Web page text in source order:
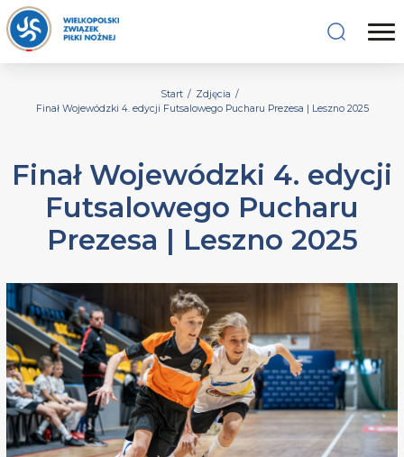
Start / Zdjęcia /
Finał Wojewódzki 4. edycji Futsalowego Pucharu Prezesa | Leszno 2025
Finał Wojewódzki 4. edycji
Futsalowego Pucharu
Prezesa | Leszno 2025